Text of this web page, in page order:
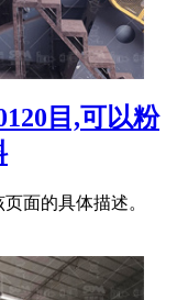
目,可以粉
面的具体描述。